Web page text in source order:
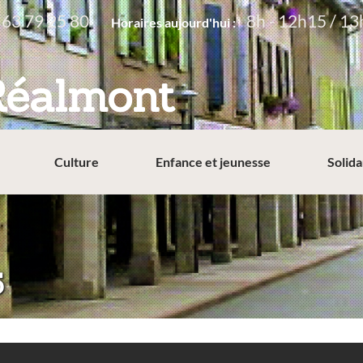
79 25 80 Horaires aujourd'hui : 8h - 12h15 /
Culture Enfance et jeunesse